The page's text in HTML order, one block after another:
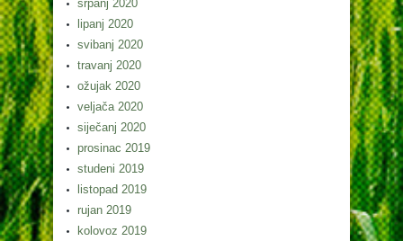
srpanj 2020
lipanj 2020
svibanj 2020
travanj 2020
ožujak 2020
veljača 2020
siječanj 2020
prosinac 2019
studeni 2019
listopad 2019
rujan 2019
kolovoz 2019